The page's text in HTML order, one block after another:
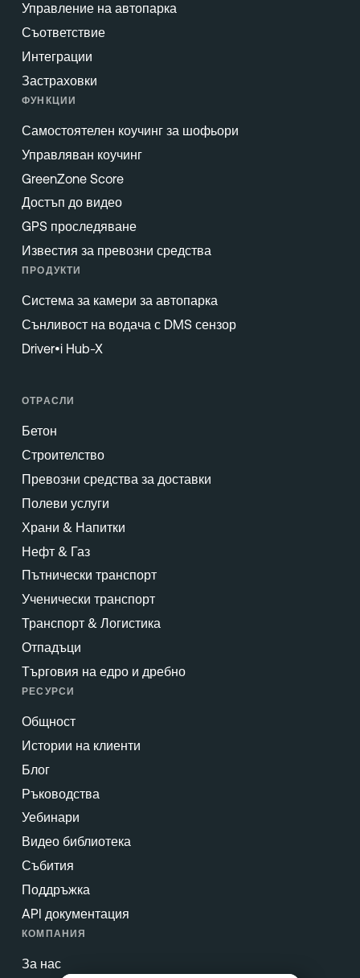
Управление на автопарка
Съответствие
Интеграции
Застраховки
ФУНКЦИИ
Самостоятелен коучинг за шофьори
Управляван коучинг
GreenZone Score
Достъп до видео
GPS проследяване
Известия за превозни средства
ПРОДУКТИ
Система за камери за автопарка
Сънливост на водача с DMS сензор
Driver•i Hub-X
ОТРАСЛИ
Бетон
Строителство
Превозни средства за доставки
Полеви услуги
Храни & Напитки
Нефт & Газ
Пътнически транспорт
Ученически транспорт
Транспорт & Логистика
Отпадъци
Търговия на едро и дребно
РЕСУРСИ
Общност
Истории на клиенти
Блог
Ръководства
Уебинари
Видео библиотека
Събития
Поддръжка
API документация
КОМПАНИЯ
За нас